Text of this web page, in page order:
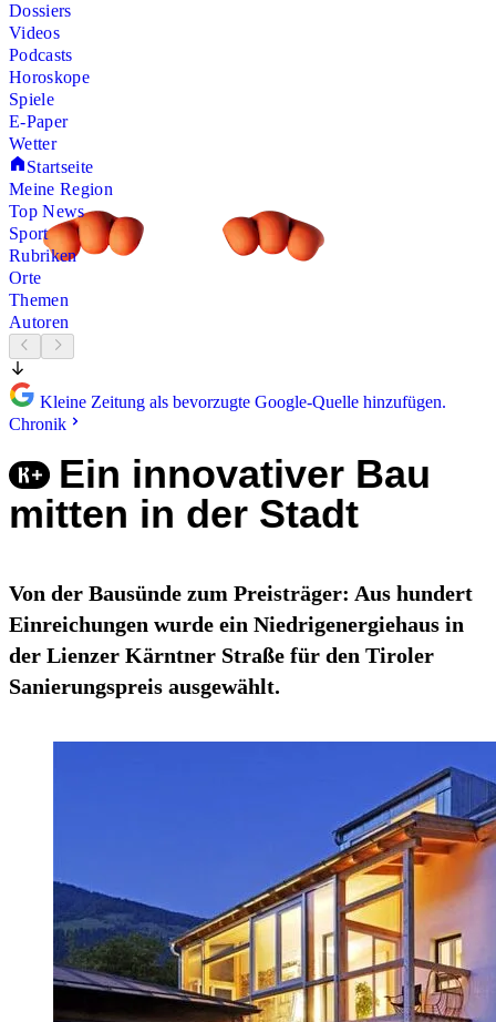
Dossiers
Videos
Podcasts
Horoskope
Spiele
E-Paper
Wetter
Startseite
Meine Region
Top News
Sport
Rubriken
Orte
Themen
Autoren
Kleine Zeitung als bevorzugte Google-Quelle hinzufügen.
Chronik
Ein innovativer Bau
mitten in der Stadt
Von der Bausünde zum Preisträger: Aus hundert
Einreichungen wurde ein Niedrigenergiehaus in
der Lienzer Kärntner Straße für den Tiroler
Sanierungspreis ausgewählt.